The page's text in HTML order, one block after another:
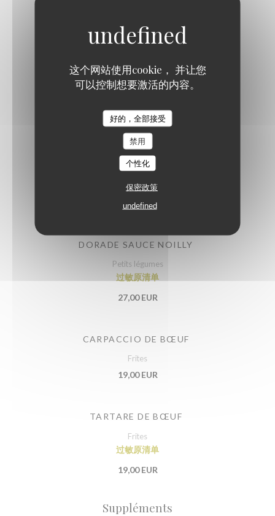
这个网站使用cookie， 并让您
可以控制想要激活的内容。
好的，全部接受
禁用
个性化
保密政策
undefined
Frites
过敏原清单
19,00 EUR
SALADE DE HADDOCK AUX AGRUMES
Œuf poché
过敏原清单
18,00 EUR
DORADE SAUCE NOILLY
Petits légumes
过敏原清单
27,00 EUR
CARPACCIO DE BŒUF
Frites
19,00 EUR
TARTARE DE BŒUF
Frites
过敏原清单
19,00 EUR
Suppléments
L'Amourette